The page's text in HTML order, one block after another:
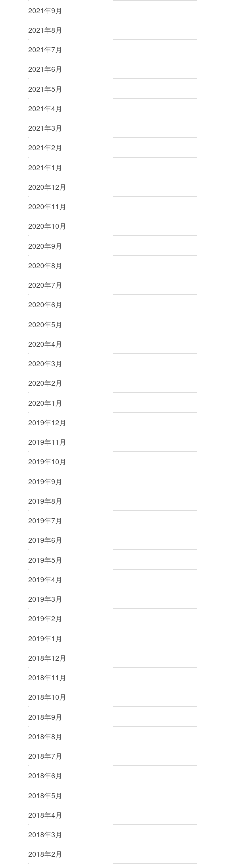
2021年9月
2021年8月
2021年7月
2021年6月
2021年5月
2021年4月
2021年3月
2021年2月
2021年1月
2020年12月
2020年11月
2020年10月
2020年9月
2020年8月
2020年7月
2020年6月
2020年5月
2020年4月
2020年3月
2020年2月
2020年1月
2019年12月
2019年11月
2019年10月
2019年9月
2019年8月
2019年7月
2019年6月
2019年5月
2019年4月
2019年3月
2019年2月
2019年1月
2018年12月
2018年11月
2018年10月
2018年9月
2018年8月
2018年7月
2018年6月
2018年5月
2018年4月
2018年3月
2018年2月